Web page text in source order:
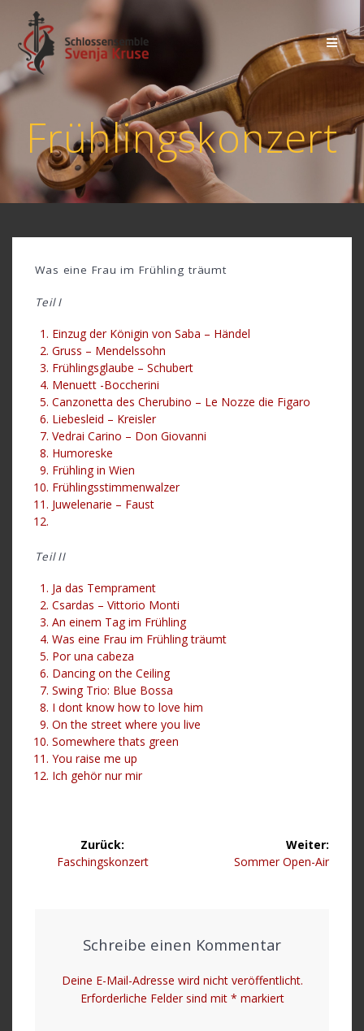
Zum
Inhalt
Frühlingskonzert
Was eine Frau im Frühling träumt
Teil I
Einzug der Königin von Saba – Händel
Gruss – Mendelssohn
Frühlingsglaube – Schubert
Menuett -Boccherini
Canzonetta des Cherubino – Le Nozze die Figaro
Liebesleid – Kreisler
Vedrai Carino – Don Giovanni
Humoreske
Frühling in Wien
Frühlingsstimmenwalzer
Juwelenarie – Faust
Teil II
Ja das Temprament
Csardas – Vittorio Monti
An einem Tag im Frühling
Was eine Frau im Frühling träumt
Por una cabeza
Dancing on the Ceiling
Swing Trio: Blue Bossa
I dont know how to love him
On the street where you live
Somewhere thats green
You raise me up
Ich gehör nur mir
Beitragsnavigation
Zurück:
Vorheriger
Faschingskonzert
Weiter:
Nächster
Sommer Open-Air
Schreibe einen Kommentar
Deine E-Mail-Adresse wird nicht veröffentlicht.
Erforderliche Felder sind mit * markiert